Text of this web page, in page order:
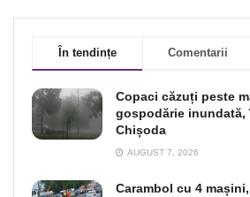
În tendințe Comentarii
Copaci căzuți peste
gospodărie inundată,
Chișoda
AUGUST 7, 2026
Carambol cu 4